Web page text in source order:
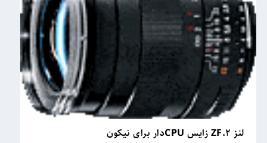
لنز ZF.2 زایس CPUدار برای نیکون